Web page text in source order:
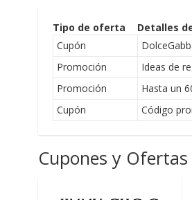
Tipo de oferta Detalles
Cupón
Promoción
Ideas de
Promoción
Hasta un
Cupón
Código
Cupones y